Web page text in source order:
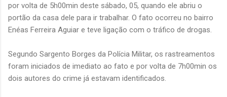
por volta de 5h00min deste sábado, 05, quando ele abriu o
portão da casa dele para ir trabalhar. O fato ocorreu no bairro
Enéas Ferreira Aguiar e teve ligação com o tráfico de drogas.
Segundo Sargento Borges da Polícia Militar, os rastreamentos
foram iniciados de imediato ao fato e por volta de 7h00min os
dois autores do crime já estavam identificados.